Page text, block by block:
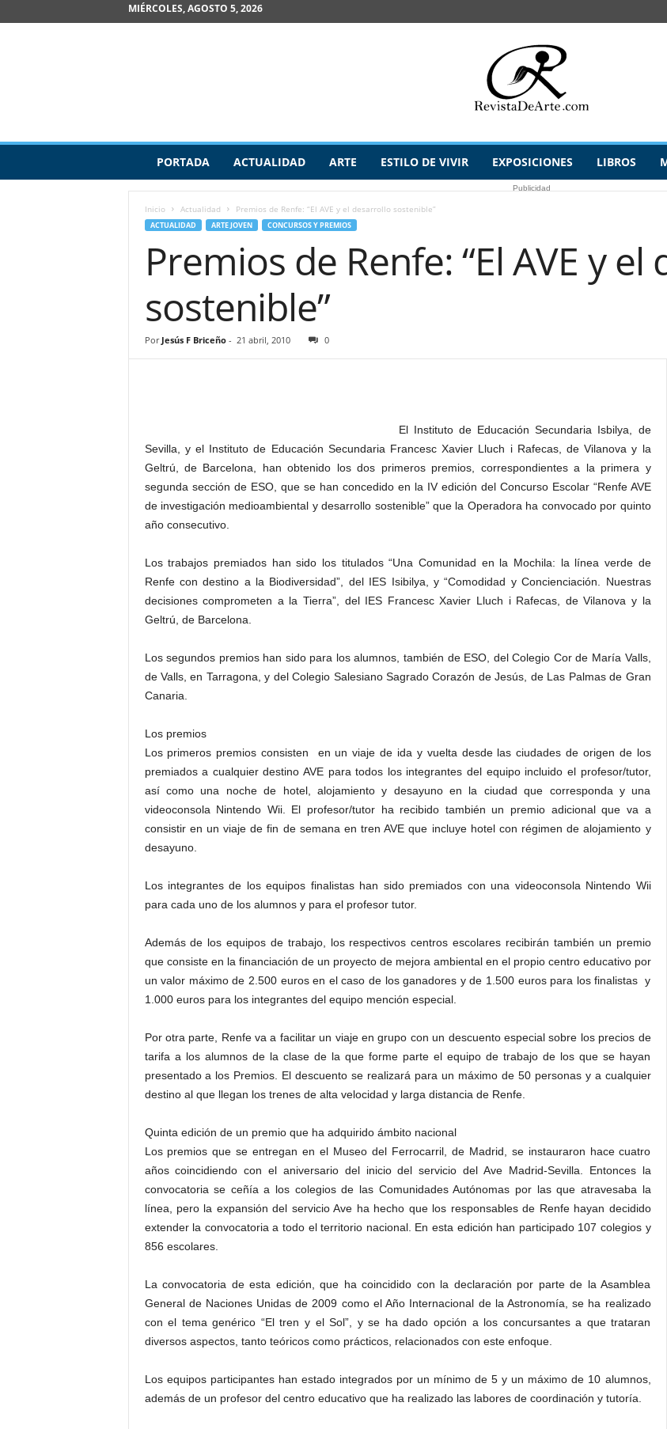
MIÉRCOLES, AGOSTO 5, 2026
v
PORTADA ACTUALIDAD ARTE ESTILO DE VIVIR EXPOSICIONES LIBROS
Publicidad
Inicio Actualidad Premios de Renfe: “El AVE y el desarrollo sostenible”
ACTUALIDAD ARTE JOVEN CONCURSOS Y PREMIOS
Premios de Renfe: “El AVE y
sostenible”
Por Jesús F Briceño- 21 abril, 2010 0
El Instituto de Educación Secundaria Isbilya, de
Sevilla, y el Instituto de Educación Secundaria Francesc Xavier Lluch i Rafecas, de Vilanova y la
Geltrú, de Barcelona, han obtenido los dos primeros premios, correspondientes a la primera y
segunda sección de ESO, que se han concedido en la IV edición del Concurso Escolar “Renfe AVE
de investigación medioambiental y desarrollo sostenible” que la Operadora ha convocado por quinto
año consecutivo.
Los trabajos premiados han sido los titulados “Una Comunidad en la Mochila: la línea verde de
Renfe con destino a la Biodiversidad”, del IES Isibilya, y “Comodidad y Concienciación. Nuestras
decisiones comprometen a la Tierra”, del IES Francesc Xavier Lluch i Rafecas, de Vilanova y la
Geltrú, de Barcelona.
Los segundos premios han sido para los alumnos, también de ESO, del Colegio Cor de María Valls,
de Valls, en Tarragona, y del Colegio Salesiano Sagrado Corazón de Jesús, de Las Palmas de Gran
Canaria.
Los premios
Los primeros premios consisten en un viaje de ida y vuelta desde las ciudades de origen de los
premiados a cualquier destino AVE para todos los integrantes del equipo incluido el profesor/tutor,
así como una noche de hotel, alojamiento y desayuno en la ciudad que corresponda y una
videoconsola Nintendo Wii. El profesor/tutor ha recibido también un premio adicional que va a
consistir en un viaje de fin de semana en tren AVE que incluye hotel con régimen de alojamiento y
desayuno.
Los integrantes de los equipos finalistas han sido premiados con una videoconsola Nintendo Wii
para cada uno de los alumnos y para el profesor tutor.
Además de los equipos de trabajo, los respectivos centros escolares recibirán también un premio
que consiste en la financiación de un proyecto de mejora ambiental en el propio centro educativo por
un valor máximo de 2.500 euros en el caso de los ganadores y de 1.500 euros para los finalistas y
1.000 euros para los integrantes del equipo mención especial.
Por otra parte, Renfe va a facilitar un viaje en grupo con un descuento especial sobre los precios de
tarifa a los alumnos de la clase de la que forme parte el equipo de trabajo de los que se hayan
presentado a los Premios. El descuento se realizará para un máximo de 50 personas y a cualquier
destino al que llegan los trenes de alta velocidad y larga distancia de Renfe.
Quinta edición de un premio que ha adquirido ámbito nacional
Los premios que se entregan en el Museo del Ferrocarril, de Madrid, se instauraron hace cuatro
años coincidiendo con el aniversario del inicio del servicio del Ave Madrid-Sevilla. Entonces la
convocatoria se ceñía a los colegios de las Comunidades Autónomas por las que atravesaba la
línea, pero la expansión del servicio Ave ha hecho que los responsables de Renfe hayan decidido
extender la convocatoria a todo el territorio nacional. En esta edición han participado 107 colegios y
856 escolares.
La convocatoria de esta edición, que ha coincidido con la declaración por parte de la Asamblea
General de Naciones Unidas de 2009 como el Año Internacional de la Astronomía, se ha realizado
con el tema genérico “El tren y el Sol”, y se ha dado opción a los concursantes a que trataran
diversos aspectos, tanto teóricos como prácticos, relacionados con este enfoque.
Los equipos participantes han estado integrados por un mínimo de 5 y un máximo de 10 alumnos,
además de un profesor del centro educativo que ha realizado las labores de coordinación y tutoría.